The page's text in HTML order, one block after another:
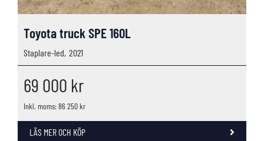
Toyota truck SPE 160L
Staplare-led, 2021
69 000 kr
Inkl. moms: 86 250 kr
LÄS MER OCH KÖP